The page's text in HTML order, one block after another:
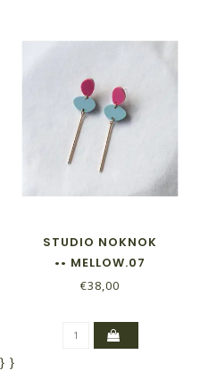
STUDIO NOKNOK
•• MELLOW.07
€38,00
} }